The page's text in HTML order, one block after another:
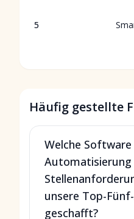
5
Häufig gestellte
Welche
Automatisierung
unsere Top-
geschafft?